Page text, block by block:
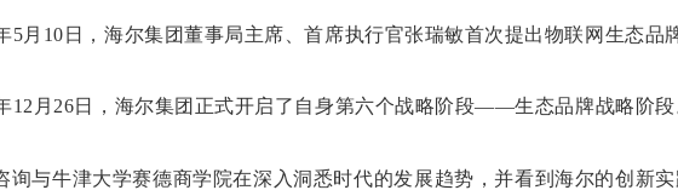
5月10日，海尔集团董事局主席、首席执行官张瑞敏首次提出物联网生态品
12月26日，海尔集团正式开启了自身第六个战略阶段——生态品牌战略阶段
询与牛津大学赛德商学院在深入洞悉时代的发展趋势，并看到海尔的创新